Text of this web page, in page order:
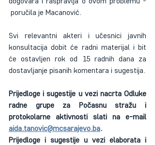
poručila je Macanović.
Svi relevantni akteri i učesnici javnih
konsultacija dobit će radni materijal i bit
će ostavljen rok od 15 radnih dana za
dostavljanje pisanih komentara i sugestija.
Prijedloge i sugestije u vezi nacrta Odluke
radne grupe za Počasnu stražu i
aida.tanovic@mcsarajevo.ba.
Prijedloge i sugestije u vezi elaborata i